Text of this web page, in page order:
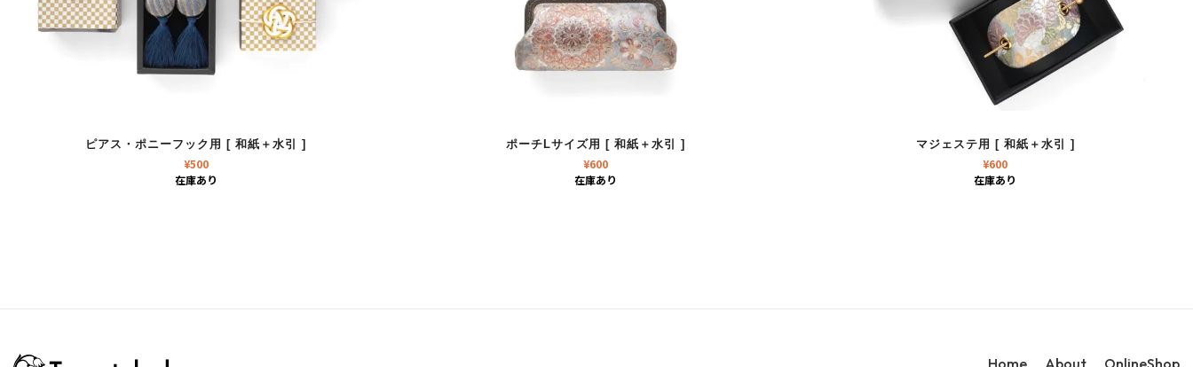
ピアス・ポニーフック用 [ 和紙＋水引 ]
¥500
在庫あり
ポーチLサイズ用 [ 和紙＋水引 ]
¥600
在庫あり
マジェステ用 [ 和紙＋水引 ]
¥600
在庫あり